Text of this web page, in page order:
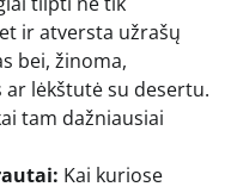
ir atversta užrašų
bei, žinoma,
lėkštutė su desertu.
tam dažniausiai
Kai kuriose